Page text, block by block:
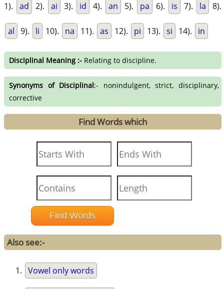
1). ad 2). ai 3). id 4). an 5). pa 6). is 7). la 8).
al 9). li 10). na 11). as 12). pi 13). si 14). in
Disciplinal Meaning :- Relating to discipline.
Synonyms of Disciplinal:- nonindulgent, strict, disciplinary,
corrective
Find Words which
Also see:-
Vowel only words